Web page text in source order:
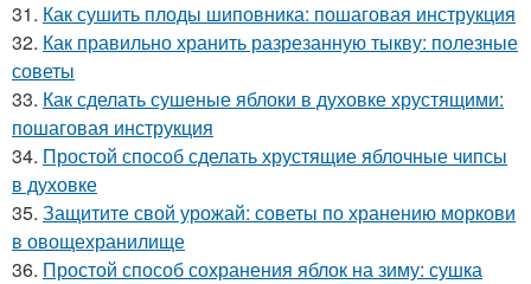
31. Как сушить плоды шиповника: пошаговая инструкция
32. Как правильно хранить разрезанную тыкву: полезные
советы
33. Как сделать сушеные яблоки в духовке хрустящими:
пошаговая инструкция
34. Простой способ сделать хрустящие яблочные чипсы
в духовке
35. Защитите свой урожай: советы по хранению моркови
в овощехранилище
36. Простой способ сохранения яблок на зиму: сушка